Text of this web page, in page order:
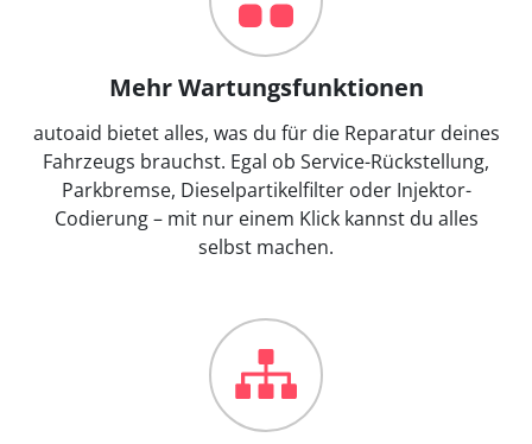
Mehr Wartungsfunktionen
autoaid bietet alles, was du für die Reparatur deines
Fahrzeugs brauchst. Egal ob Service-Rückstellung,
Parkbremse, Dieselpartikelfilter oder Injektor-
Codierung – mit nur einem Klick kannst du alles
selbst machen.